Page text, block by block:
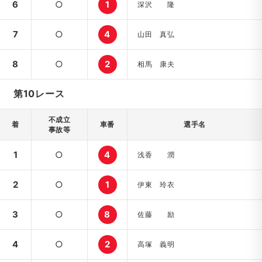
6 ○ 1 深沢 隆
7 ○ 4 山田 真弘
8 ○ 2 相馬 康夫
第10レース
着
不成立
事故等
車番 選手名
1 ○ 4 浅香 潤
2 ○ 1 伊東 玲衣
3 ○ 8 佐藤 励
4 ○ 2 高塚 義明